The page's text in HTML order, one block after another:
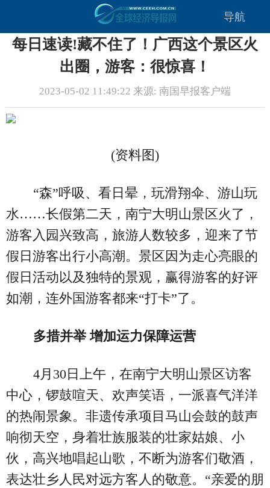
导航
每日速读!藏不住了！广西这个景区火
出圈，游客：很惊喜！
2023-05-02 11:49:22 来源: 南国早报客户端
(资料图)
“森”呼吸、看日晕，玩滑翔伞、游山玩
水……长假第二天，南宁大明山景区火了，
游客入园兴致高，旅游人数较多，迎来了节
假日游客出行小高潮。景区因为走心亮眼的
假日活动以及独特的景观，赢得游客的好评
如潮，连外国游客都来“打卡”了。
多措并举 增加运力保障运营
4月30日上午，在南宁大明山景区访客
中心，锣鼓喧天、欢声笑语，一派喜气洋洋
的热闹景象。非遗传承项目马山会鼓的鼓声
响彻天空，身着壮族服装的壮家姑娘、小
伙，高兴地唱起山歌，不断为游客们敬酒，
表达壮乡人民对远方客人的敬意。“亲爱的朋